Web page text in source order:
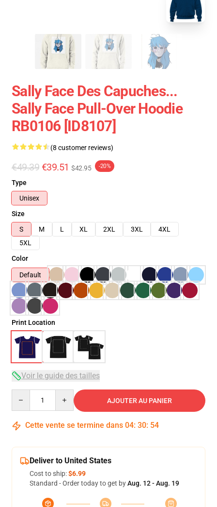
Sally Face Des Capuches...
Sally Face Pull-Over Hoodie
RB0106 [ID8107]
(8 customer reviews)
€49.39 €39.51 $42.95 -20%
Type
Unisex
Size
S
M L XL 2XL 3XL
4XL
5XL
Color
Default
Print Location
Voir le guide des tailles
AJOUTER AU PANIER
Cette vente se termine dans 04: 30: 54
Deliver to United States
Cost to ship:$6.99
Standard - Order today to get byAug. 12 - Aug. 19